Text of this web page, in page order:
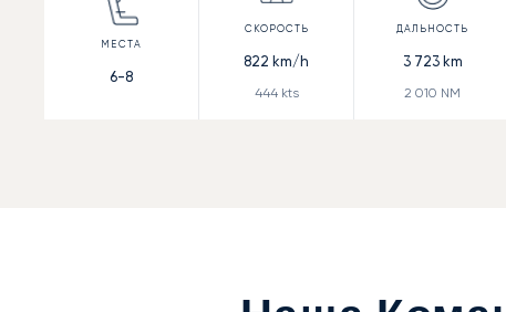
6-8
822 km/h
444kts
3 723km
2 010 NM